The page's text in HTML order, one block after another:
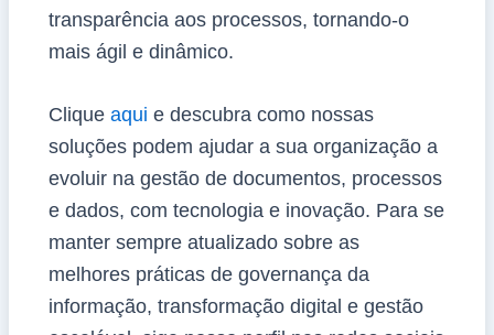
transparência aos processos, tornando-o
mais ágil e dinâmico.
Clique aqui e descubra como nossas
soluções podem ajudar a sua organização a
evoluir na gestão de documentos, processos
e dados, com tecnologia e inovação. Para se
manter sempre atualizado sobre as
melhores práticas de governança da
informação, transformação digital e gestão